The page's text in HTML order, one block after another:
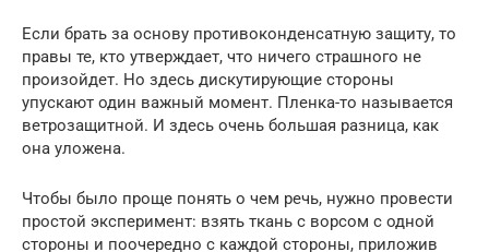
Если брать за основу противоконденсатную защиту, то
правы те, кто утверждает, что ничего страшного не
произойдет. Но здесь дискутирующие стороны
упускают один важный момент. Пленка-то называется
ветрозащитной. И здесь очень большая разница, как
она уложена.
Чтобы было проще понять о чем речь, нужно провести
простой эксперимент: взять ткань с ворсом с одной
стороны и поочередно с каждой стороны, приложив